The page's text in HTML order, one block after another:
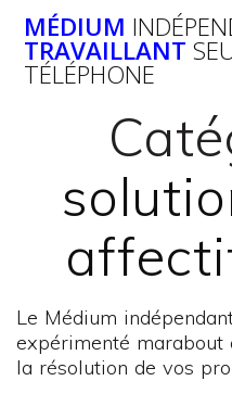
MÉDIUM
TRAVAILLANT
TÉLÉPHONE
Le Médium
expérimenté marabout
la résolution de vos